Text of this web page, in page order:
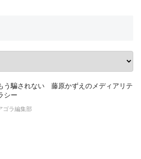
う騙されない 藤原かずえのメディアリテ
シー
ゴラ編集部